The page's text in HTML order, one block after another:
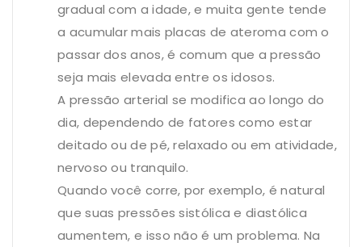
gradual com a idade, e muita gente tende
a acumular mais placas de ateroma com o
passar dos anos, é comum que a pressão
seja mais elevada entre os idosos.
A pressão arterial se modifica ao longo do
dia, dependendo de fatores como estar
deitado ou de pé, relaxado ou em atividade,
nervoso ou tranquilo.
Quando você corre, por exemplo, é natural
que suas pressões sistólica e diastólica
aumentem, e isso não é um problema. Na